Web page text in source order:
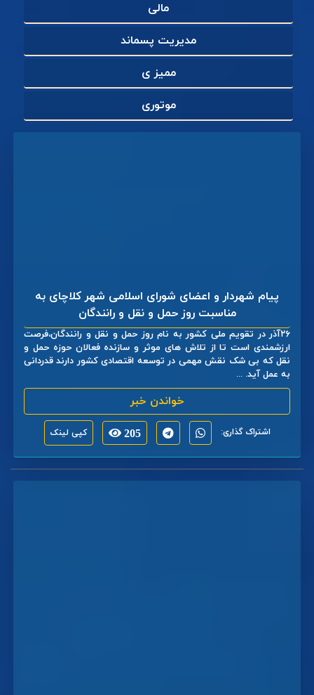
مالی
مدیریت پسماند
ممیز ی
موتوری
پیام شهردار و اعضای شورای اسلامی شهر کلاچای به
مناسبت روز حمل و نقل و رانندگان
۲۶آذر در تقویم ملی کشور به نام روز حمل و نقل و رانندگان،فرصت
ارزشمندی است تا از تلاش های موثر و سازنده فعالان حوزه حمل و
نقل که بی شک نقش مهمی در توسعه اقتصادی کشور دارند قدردانی
به عمل آید. ...
خواندن خبر
اشتراک گذاری: 205 کپی لینک